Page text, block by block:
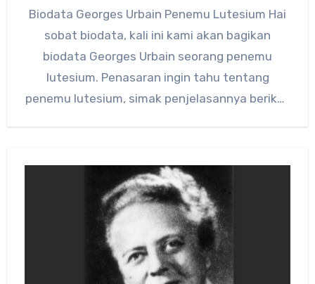
Biodata Georges Urbain Penemu Lutesium Hai
sobat biodata, kali ini kami akan bagikan
biodata Georges Urbain seorang penemu
lutesium. Penasaran ingin tahu tentang
penemu lutesium, simak penjelasannya berikut